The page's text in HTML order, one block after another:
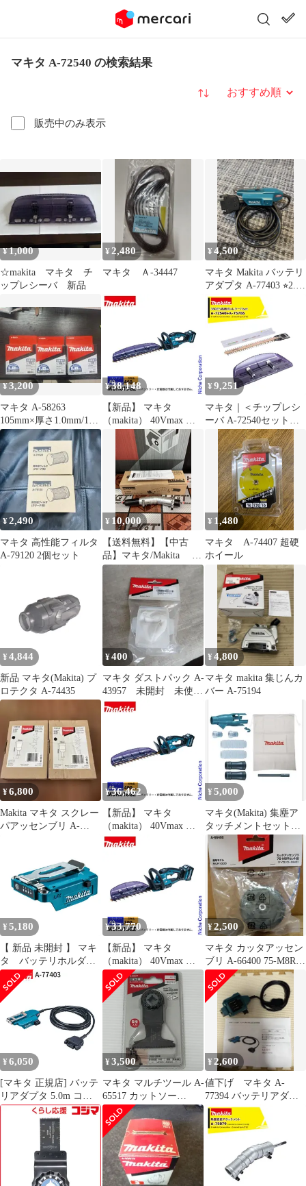
マキタ A-72540 の検索結果
販売中のみ表示
並び替え
¥1,000
☆makita マキタ チ
ップレシーバ 新品
¥ 2,480
マキタ Ａ-34447
¥4,500
マキタ Makita バッテリ
アダプタ A-77403 ⭐︎2.3
回使用⭐︎
¥3,200
マキタ A-58263
105mm×厚さ1.0mm/10
枚入 3セット
¥38,148
【新品】 マキタ
（makita） 40Vmax 充
電式ヘッジトリマ
460mm 両刃式 本体の
み MUH019GZ ヘッジ
トリマ 充電式 バッテリ
ー式 ヘッジトリマ― 剪
定 垣根
¥ 9,251
マキタ｜＜チップレシ
ーバ A-72540セット品
＞生垣バリカンシリー
ズ用 替刃 シャープアッ
センブリ 360mm A-
75786
¥2,490
マキタ 高性能フィルタ
A-79120 2個セット
¥ 10,000
【送料無料】【中古
品】マキタ/Makita A-
75079 角度変更アタ
ッチメント【ハンズク
ラフト島根出雲】
¥ 1,480
マキタ A-74407 超硬
ホイール
¥ 4,844
新品 マキタ(Makita) プ
ロテクタ A-74435
¥400
マキタ ダストパック A-
43957 未開封 未使
用 掃除機
¥4,800
マキタ makita 集じんカ
バー A-75194
¥6,800
Makita マキタ スクレー
パアッセンブリ A-
¥36,462
【新品】 マキタ
（makita） 40Vmax 充
電式ヘッジトリマ
み MUH018GZ バッテ
リー式 バッテリ・充電
器別売り ヘッジトリマ
ー
¥ 5,000
マキタ(Makita) 集塵ア
タッチメントセット品
196860-7
¥ 5,180
【 新品 未開封 】 マキ
タ バッテリホルダ
A A-72154 未使用 送
料無料
¥33,770
【新品】 マキタ
（makita） 40Vmax 充
電式ヘッジトリマ
300mm 両刃式 本体の
み MUH016GZ ヘッジ
トリマ 充電式 バッテリ
ー式 ヘッジトリマ― 剪
定 垣根
¥2,500
マキタ カッタアッセン
ブリ A-66400 75-M8Rセ
ット品 MUR100D
¥ 6,050
[マキタ 正規店] バッテ
リアダプタ 5.0m コネ
クタ式 A-77403 makita
純正 パーツ 部品 正規
品 おすすめ 便利
¥3,500
マキタ マルチツール A-
65517 カットソー
TMA055BIM 未開封品
smkogu096539
¥ 2,600
値下げ マキタ A-
77394 バッテリアダプ
タ 1.6m